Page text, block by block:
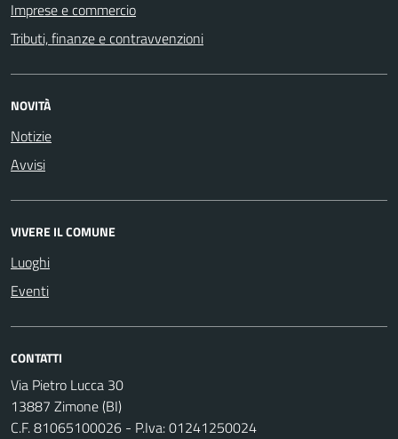
Imprese e commercio
Tributi, finanze e contravvenzioni
NOVITÀ
Notizie
Avvisi
VIVERE IL COMUNE
Luoghi
Eventi
CONTATTI
Via Pietro Lucca 30
13887 Zimone (BI)
C.F. 81065100026 - P.Iva: 01241250024